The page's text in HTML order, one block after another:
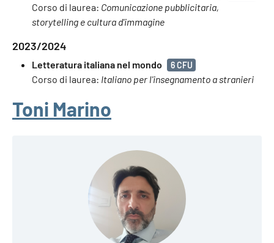
Corso di laurea: Comunicazione pubblicitaria,
storytelling e cultura d'immagine
2023/2024
Letteratura italiana nel mondo 6 CFU
Corso di laurea: Italiano per l'insegnamento a stranieri
Toni Marino